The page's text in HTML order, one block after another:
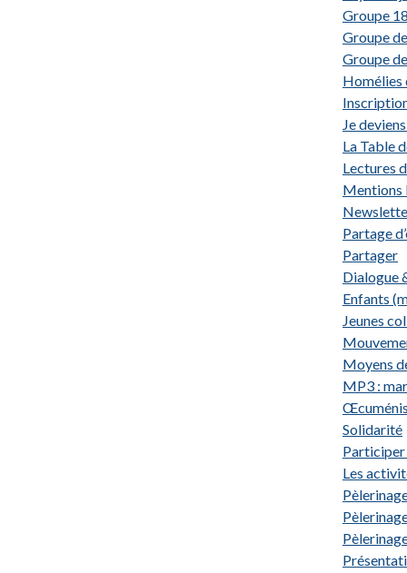
Groupe
Groupe
Groupe
Homélies
Je
La Table
Lectures
Mentions
Partage
Partager
Dialogue
Enfants
Jeunes
Moyens
MP3 :
Solidarité
Participer
Les